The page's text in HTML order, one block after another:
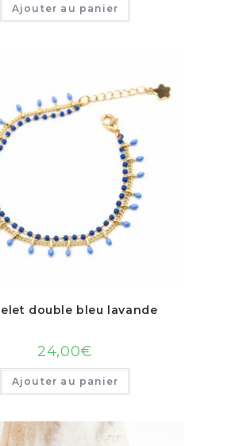
Ajouter au panier
double bleu lavande
24,00€
Ajouter au panier